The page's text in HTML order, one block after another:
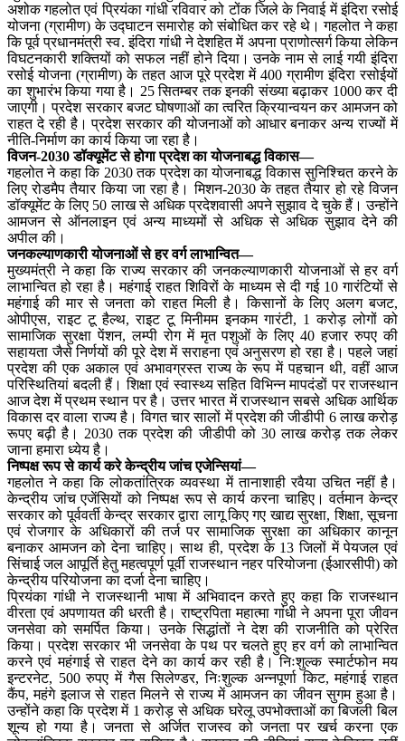
अशोक गहलोत एवं प्रियंका गांधी रविवार को टोंक जिले के निवाई में इंदिरा रसोई
योजना (ग्रामीण) के उद्घाटन समारोह को संबोधित कर रहे थे। गहलोत ने कहा
कि पूर्व प्रधानमंत्री स्व. इंदिरा गांधी ने देशहित में अपना प्राणोत्सर्ग किया लेकिन
विघटनकारी शक्तियों को सफल नहीं होने दिया। उनके नाम से लाई गयी इंदिरा
रसोई योजना (ग्रामीण) के तहत आज पूरे प्रदेश में 400 ग्रामीण इंदिरा रसोईयों
का शुभारंभ किया गया है। 25 सितम्बर तक इनकी संख्या बढ़ाकर 1000 कर दी
जाएगी। प्रदेश सरकार बजट घोषणाओं का त्वरित क्रियान्वयन कर आमजन को
राहत दे रही है। प्रदेश सरकार की योजनाओं को आधार बनाकर अन्य राज्यों में
नीति-निर्माण का कार्य किया जा रहा है।
विजन-2030 डॉक्यूमेंट से होगा प्रदेश का योजनाबद्ध विकास—
गहलोत ने कहा कि 2030 तक प्रदेश का योजनाबद्ध विकास सुनिश्चित करने के
लिए रोडमैप तैयार किया जा रहा है। मिशन-2030 के तहत तैयार हो रहे विजन
डॉक्यूमेंट के लिए 50 लाख से अधिक प्रदेशवासी अपने सुझाव दे चुके हैं। उन्होंने
आमजन से ऑनलाइन एवं अन्य माध्यमों से अधिक से अधिक सुझाव देने की
अपील की।
जनकल्याणकारी योजनाओं से हर वर्ग लाभान्वित—
मुख्यमंत्री ने कहा कि राज्य सरकार की जनकल्याणकारी योजनाओं से हर वर्ग
लाभान्वित हो रहा है। महंगाई राहत शिविरों के माध्यम से दी गई 10 गारंटियों से
महंगाई की मार से जनता को राहत मिली है। किसानों के लिए अलग बजट,
ओपीएस, राइट टू हैल्थ, राइट टू मिनीमम इनकम गारंटी, 1 करोड़ लोगों को
सामाजिक सुरक्षा पेंशन, लम्पी रोग में मृत पशुओं के लिए 40 हजार रुपए की
सहायता जैसे निर्णयों की पूरे देश में सराहना एवं अनुसरण हो रहा है। पहले जहां
प्रदेश की एक अकाल एवं अभावग्रस्त राज्य के रूप में पहचान थी, वहीं आज
परिस्थितियां बदली हैं। शिक्षा एवं स्वास्थ्य सहित विभिन्न मापदंडों पर राजस्थान
आज देश में प्रथम स्थान पर है। उत्तर भारत में राजस्थान सबसे अधिक आर्थिक
विकास दर वाला राज्य है। विगत चार सालों में प्रदेश की जीडीपी 6 लाख करोड़
रूपए बढ़ी है। 2030 तक प्रदेश की जीडीपी को 30 लाख करोड़ तक लेकर
जाना हमारा ध्येय है।
निष्पक्ष रूप से कार्य करे केन्द्रीय जांच एजेन्सियां—
गहलोत ने कहा कि लोकतांत्रिक व्यवस्था में तानाशाही रवैया उचित नहीं है।
केन्द्रीय जांच एजेंसियों को निष्पक्ष रूप से कार्य करना चाहिए। वर्तमान केन्द्र
सरकार को पूर्ववर्ती केन्द्र सरकार द्वारा लागू किए गए खाद्य सुरक्षा, शिक्षा, सूचना
एवं रोजगार के अधिकारों की तर्ज पर सामाजिक सुरक्षा का अधिकार कानून
बनाकर आमजन को देना चाहिए। साथ ही, प्रदेश के 13 जिलों में पेयजल एवं
सिंचाई जल आपूर्ति हेतु महत्वपूर्ण पूर्वी राजस्थान नहर परियोजना (ईआरसीपी) को
केन्द्रीय परियोजना का दर्जा देना चाहिए।
प्रियंका गांधी ने राजस्थानी भाषा में अभिवादन करते हुए कहा कि राजस्थान
वीरता एवं अपणायत की धरती है। राष्ट्रपिता महात्मा गांधी ने अपना पूरा जीवन
जनसेवा को समर्पित किया। उनके सिद्धांतों ने देश की राजनीति को प्रेरित
किया। प्रदेश सरकार भी जनसेवा के पथ पर चलते हुए हर वर्ग को लाभान्वित
करने एवं महंगाई से राहत देने का कार्य कर रही है। निःशुल्क स्मार्टफोन मय
इन्टरनेट, 500 रुपए में गैस सिलेण्डर, निःशुल्क अन्नपूर्णा किट, महंगाई राहत
कैंप, महंगे इलाज से राहत मिलने से राज्य में आमजन का जीवन सुगम हुआ है।
उन्होंने कहा कि प्रदेश में 1 करोड़ से अधिक घरेलू उपभोक्ताओं का बिजली बिल
शून्य हो गया है। जनता से अर्जित राजस्व को जनता पर खर्च करना एक